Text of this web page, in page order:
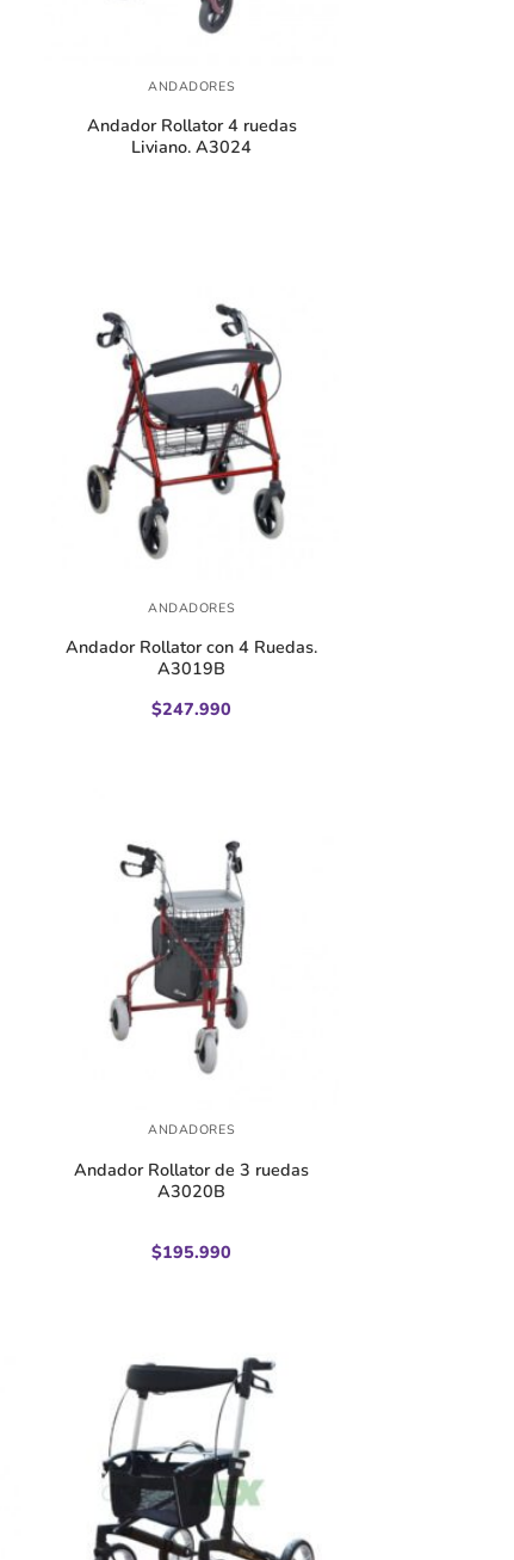
ANDADORES
Andador Rollator 4 ruedas
Liviano. A3024
ANDADORES
Andador Rollator con 4 Ruedas.
A3019B
$247.990
ANDADORES
Andador Rollator de 3 ruedas
A3020B
$195.990